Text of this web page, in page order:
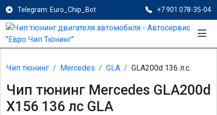
Telegram: Euro_Chip_Bot +7 901 078-35-04
Чип тюнинг Mercedes GLA GLA200d 136 л.с.
Чип тюнинг Mercedes GLA200d
X156 136 лс GLA